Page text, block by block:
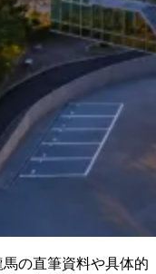
の直筆資料や具体的